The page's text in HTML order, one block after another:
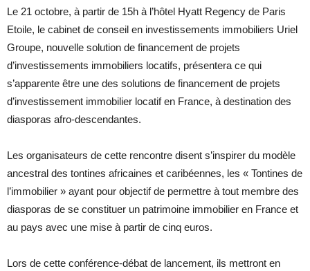
Le 21 octobre, à partir de 15h à l’hôtel Hyatt Regency de Paris
Etoile, le cabinet de conseil en investissements immobiliers Uriel
Groupe, nouvelle solution de financement de projets
d’investissements immobiliers locatifs, présentera ce qui
s’apparente être une des solutions de financement de projets
d’investissement immobilier locatif en France, à destination des
diasporas afro-descendantes.
Les organisateurs de cette rencontre disent s’inspirer du modèle
ancestral des tontines africaines et caribéennes, les « Tontines de
l’immobilier » ayant pour objectif de permettre à tout membre des
diasporas de se constituer un patrimoine immobilier en France et
au pays avec une mise à partir de cinq euros.
Lors de cette conférence-débat de lancement, ils mettront en